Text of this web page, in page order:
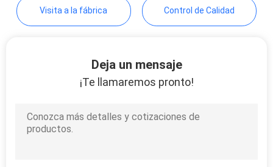
MAPA
DEL
POLICY
Visita a la fábrica Control de Calidad
Deja un mensaje
¡Te llamaremos pronto!